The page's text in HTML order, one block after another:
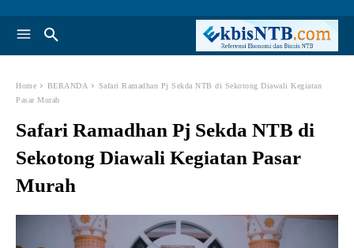
Home BERANDA
Safari Ramadhan Pj Sekda NTB di Sekotong Diawali Kegiatan
Pasar Murah
Safari Ramadhan Pj Sekda NTB di
Sekotong Diawali Kegiatan Pasar
Murah